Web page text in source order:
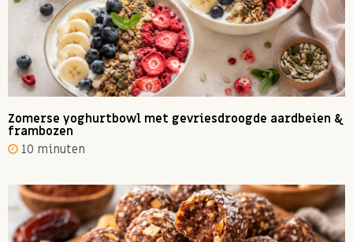
Zomerse yoghurtbowl met gevriesdroogde aardbeien &
frambozen
10 minuten